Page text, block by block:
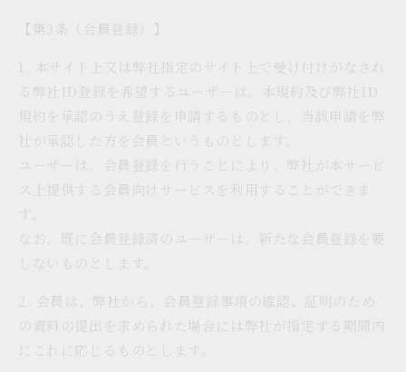
【第3条（会員登録）】
1. 本サイト上又は弊社指定のサイト上で受け付けがなされ
る弊社ID登録を希望するユーザーは、本規約及び弊社ID
規約を承認のうえ登録を申請するものとし、当該申請を弊
社が承認した方を会員というものとします。
ユーザーは、会員登録を行うことにより、弊社が本サービ
ス上提供する会員向けサービスを利用することができま
す。
なお、既に会員登録済のユーザーは、新たな会員登録を要
しないものとします。
2. 会員は、弊社から、会員登録事項の確認、証明のため
の資料の提出を求められた場合には弊社が指定する期間内
にこれに応じるものとします。